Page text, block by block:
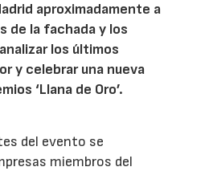
aproximadamente a
de la fachada y los
los últimos
y celebrar una nueva
‘Llana de Oro’.
del evento se
miembros del